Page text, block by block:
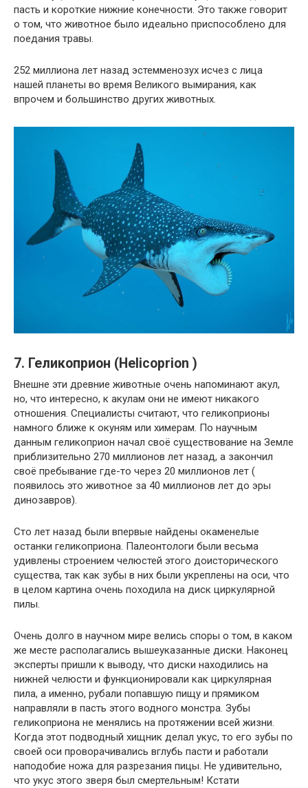
пасть и короткие нижние конечности. Это также говорит
о том, что животное было идеально приспособлено для
поедания травы.
252 миллиона лет назад эстемменозух исчез с лица
нашей планеты во время Великого вымирания, как
впрочем и большинство других животных.
7. Геликоприон (Helicoprion )
Внешне эти древние животные очень напоминают акул,
но, что интересно, к акулам они не имеют никакого
отношения. Специалисты считают, что геликоприоны
намного ближе к окуням или химерам. По научным
данным геликоприон начал своё существование на Земле
приблизительно 270 миллионов лет назад, а закончил
своё пребывание где-то через 20 миллионов лет (
появилось это животное за 40 миллионов лет до эры
динозавров).
Сто лет назад были впервые найдены окаменелые
останки геликоприона. Палеонтологи были весьма
удивлены строением челюстей этого доисторического
существа, так как зубы в них были укреплены на оси, что
в целом картина очень походила на диск циркулярной
пилы.
Очень долго в научном мире велись споры о том, в каком
же месте располагались вышеуказанные диски. Наконец
эксперты пришли к выводу, что диски находились на
нижней челюсти и функционировали как циркулярная
пила, а именно, рубали попавшую пищу и прямиком
направляли в пасть этого водного монстра. Зубы
геликоприона не менялись на протяжении всей жизни.
Когда этот подводный хищник делал укус, то его зубы по
своей оси проворачивались вглубь пасти и работали
наподобие ножа для разрезания пицы. Не удивительно,
что укус этого зверя был смертельным! Кстати